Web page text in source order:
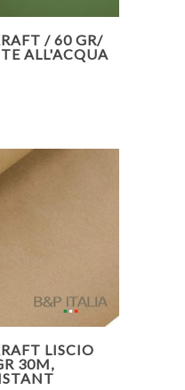
/ 60 GR/
ALL'ACQUA
LISCIO
30M,